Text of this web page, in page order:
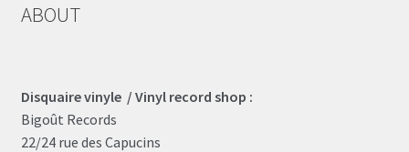
ABOUT
Disquaire vinyle / Vinyl record shop :
Bigoût Records
22/24 rue des Capucins